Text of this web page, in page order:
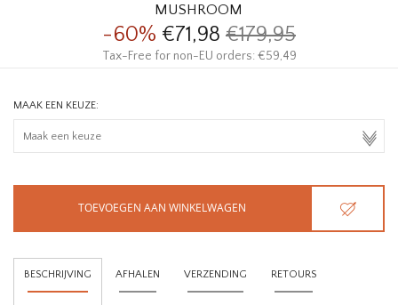
MUSHROOM
-60% €71,98 €179,95
Tax-Free for non-EU orders: €59,49
MAAK EEN KEUZE:
TOEVOEGEN AAN WINKELWAGEN
BESCHRIJVING AFHALEN VERZENDING RETOURS